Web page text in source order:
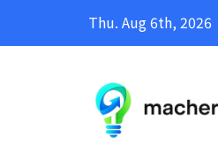
Thu. Aug 6th, 2026